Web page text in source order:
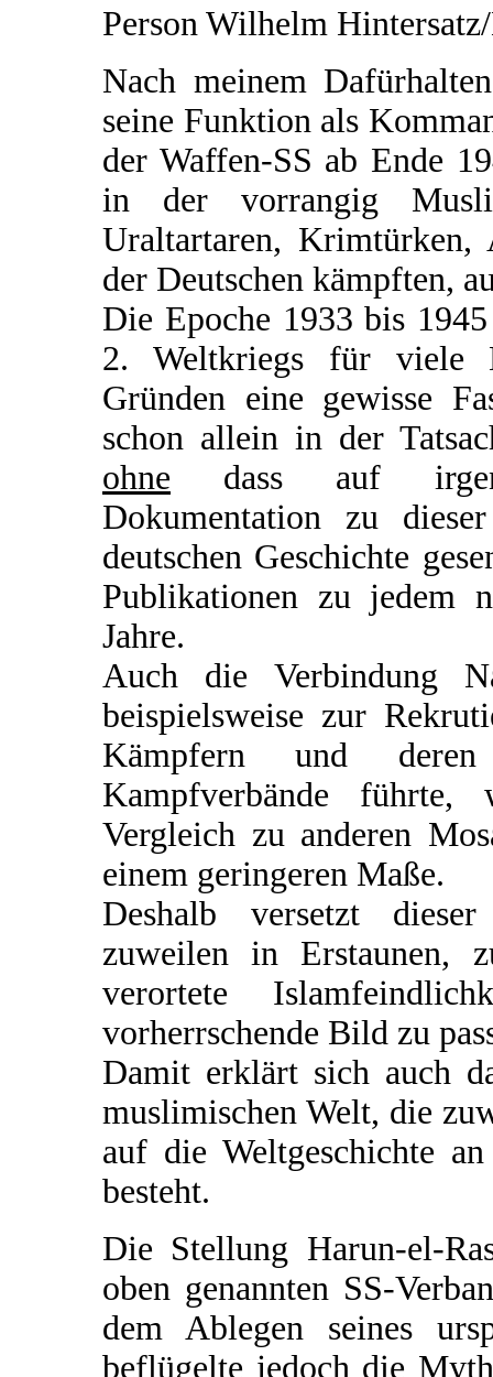
Person Wilhelm
Nach meinem
seine Funktion als
der Waffen-SS ab Ende
in der vorrangig
Uraltartaren, Krimtürken,
der Deutschen kämpften,
Die Epoche 1933 bis
2. Weltkriegs für viele
Gründen eine gewisse
schon allein in der
ohne dass auf
Dokumentation zu
deutschen Geschichte
Publikationen zu jedem
Jahre.
Auch die Verbindung
beispielsweise zur
Kämpfern und
Kampfverbände
Vergleich zu anderen
einem geringeren Maße.
Deshalb versetzt
zuweilen in Erstaunen,
verortete
vorherrschende Bild zu
Damit erklärt sich auch
muslimischen Welt, die
auf die Weltgeschichte
besteht.
Die Stellung Harun-el-
oben genannten SS-
dem Ablegen seines
beflügelte jedoch die